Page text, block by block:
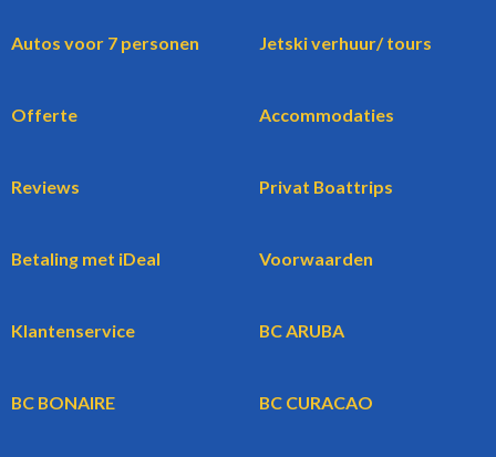
Autos voor 7 personen Jetski verhuur/ tours
Offerte Accommodaties
Reviews Privat Boattrips
Betaling met iDeal Voorwaarden
Klantenservice BC ARUBA
BC BONAIRE BC CURACAO